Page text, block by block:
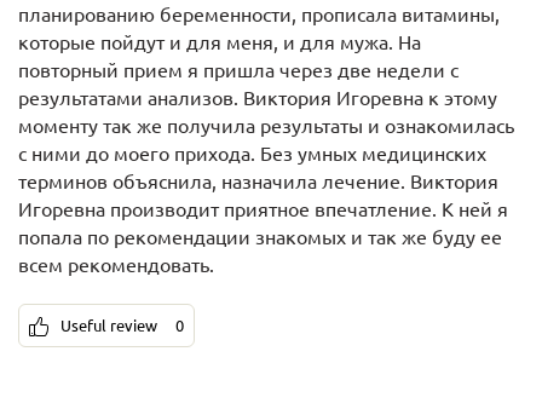
планированию беременности, прописала витамины,
которые пойдут и для меня, и для мужа. На
повторный прием я пришла через две недели с
результатами анализов. Виктория Игоревна к этому
моменту так же получила результаты и ознакомилась
с ними до моего прихода. Без умных медицинских
терминов объяснила, назначила лечение. Виктория
Игоревна производит приятное впечатление. К ней я
попала по рекомендации знакомых и так же буду ее
всем рекомендовать.
Useful review 0